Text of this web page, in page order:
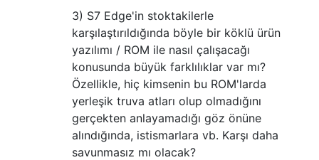
3) S7 Edge'in stoktakilerle
karşılaştırıldığında böyle bir köklü ürün
yazılımı / ROM ile nasıl çalışacağı
konusunda büyük farklılıklar var mı?
Özellikle, hiç kimsenin bu ROM'larda
yerleşik truva atları olup olmadığını
gerçekten anlayamadığı göz önüne
alındığında, istismarlara vb. Karşı daha
savunmasız mı olacak?